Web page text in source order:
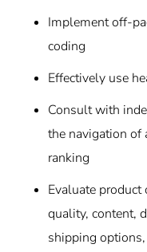
Implement off-
coding
Effectively use
Consult with
the navigation of
ranking
Evaluate
quality, content,
shipping